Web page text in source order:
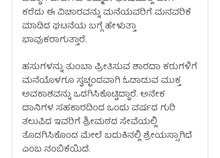
ಕರೆದು ಈ ವಿಚಾರವನ್ನು ಮನೆಯವರಿಗೆ ಮನವರಿಕೆ
ಮಾಡಿದ ಘಟನೆಯ ಬಗ್ಗೆ ಹೇಳುತ್ತಾ
ಭಾವುಕರಾಗುತ್ತಾರೆ.
ಹಸುಗಳನ್ನು ತುಂಬಾ ಪ್ರೀತಿಸುವ ಶಾರದಾ ಕರುಗಳಿಗೆ
ಮನೆಯೊಳಗೂ ಸ್ವಚ್ಛಂದವಾಗಿ ಓಡಾಡುವ ಮುಕ್ತ
ಅವಕಾಶವನ್ನು ಒದಗಿಸಿಕೊಟ್ಟಿದ್ದಾರೆ. ಅನೇಕ
ದಾನಿಗಳ ಸಹಕಾರದಿಂದ ಒಂದು ವರ್ಷದ ಗುರಿ
ತಲುಪಿದ ಇವರಿಗೆ ಶ್ರೀಮಠದ ಸೇವೆಯಲ್ಲಿ
ತೊಡಗಿಸಿಕೊಂಡ ಮೇಲೆ ಬದುಕಿನಲ್ಲಿ ಶ್ರೇಯಸ್ಸಾಗಿದೆ
ಎಂಬ ನಂಬಿಕೆಯಿದೆ.